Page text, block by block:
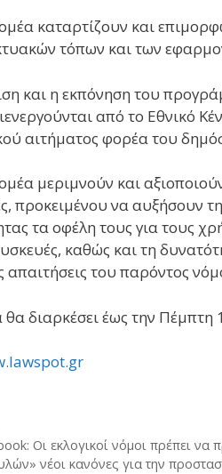
καταρτίζουν και
τόπων και των
και η εκπόνηση του
από το Εθνικό
αιτήματος φορέα του
μεριμνούν και
προκειμένου να αυξήσουν
τα οφέλη τους για τους
καθώς και τη
του παρόντος
διαρκέσει έως την
Οι εκλογικοί νόμοι πρέπει
νέοι κανόνες για την